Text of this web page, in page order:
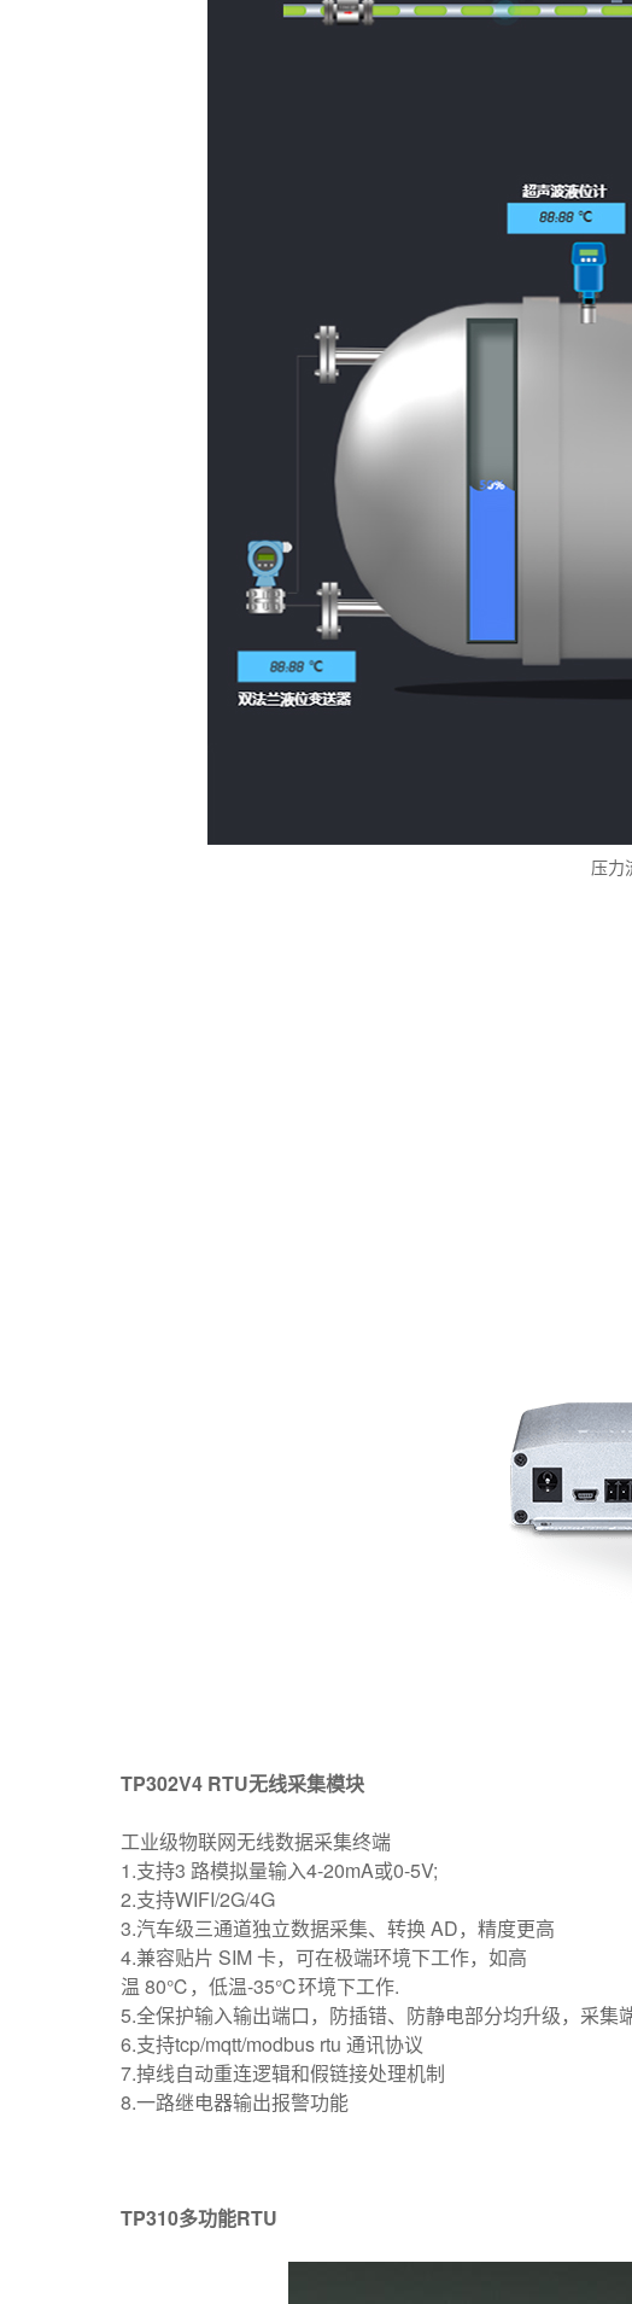
压力
TP302V4 RTU无线采集模块
工业级物联网无线数据采集终端
1.支持3 路模拟量输入4-20mA或0-5V;
2.支持WIFI/2G/4G
3.汽车级三通道独立数据采集、转换 AD，精度更高
4.兼容贴片 SIM 卡，可在极端环境下工作，如高
温 80℃，低温-35℃环境下工作.
5.全保护输入输出端口，防插错、防静电部分均升级，采集
6.支持tcp/mqtt/modbus rtu 通讯协议
7.掉线自动重连逻辑和假链接处理机制
8.一路继电器输出报警功能
TP310多功能RTU